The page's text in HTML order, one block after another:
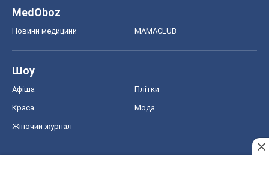
MedOboz
Новини медицини MAMACLUB
Шоу
Афіша Плітки
Краса Мода
Жіночий журнал